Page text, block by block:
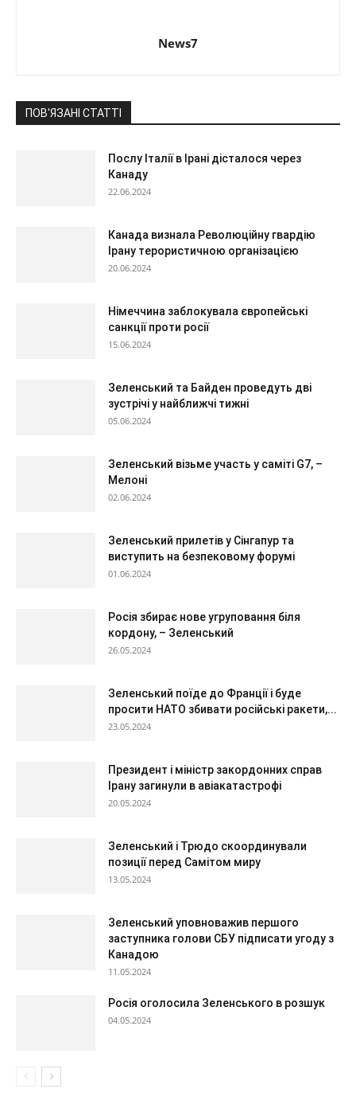
News7
ПОВ'ЯЗАНІ СТАТТІ
Послу Італії в Ірані дісталося через
Канаду
22.06.2024
Канада визнала Революційну гвардію
Ірану терористичною організацією
20.06.2024
Німеччина заблокувала європейські
санкції проти росії
15.06.2024
Зеленський та Байден проведуть дві
зустрічі у найближчі тижні
05.06.2024
Зеленський візьме участь у саміті G7, –
Мелоні
02.06.2024
Зеленський прилетів у Сінгапур та
виступить на безпековому форумі
01.06.2024
Росія збирає нове угруповання біля
кордону, – Зеленський
26.05.2024
Зеленський поїде до Франції і буде
просити НАТО збивати російські ракети,...
23.05.2024
Президент і міністр закордонних справ
Ірану загинули в авіакатастрофі
20.05.2024
Зеленський і Трюдо скоординували
позиції перед Самітом миру
13.05.2024
Зеленський уповноважив першого
заступника голови СБУ підписати угоду з
Канадою
11.05.2024
Росія оголосила Зеленського в розшук
04.05.2024